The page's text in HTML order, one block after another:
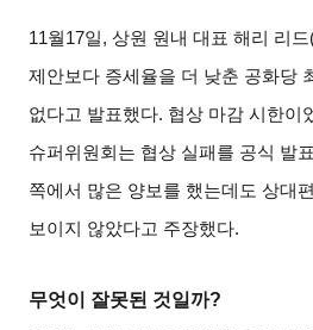
11월17일,상원 원내 대표 해리 리드
제안보다 증세율을 더 낮춘 공화당
없다고 발표했다. 협상 마감 시한이
슈퍼위원회는 협상 실패를 공식 발
쪽에서 많은 양보를 했는데도 상대
보이지 않았다고 주장했다.
무엇이 잘못된 것일까?